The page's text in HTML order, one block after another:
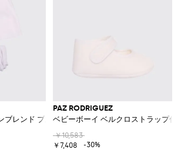
ブレンド ブルマー付き2点セット
PAZ RODRIGUEZ
ベビーボーイ ベルクロストラップ
￥10,583
￥7,408
-30%